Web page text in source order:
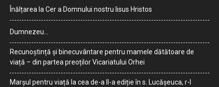
Înălțarea la Cer a Domnului nostru Iisus Hristos
Dumnezeu…
Recunoștință și binecuvântare pentru mamele dătătoare de
viață – din partea preoților Vicariatului Orhei
Marșul pentru viață la cea de-a II-a ediție în s. Lucășeuca, r-l